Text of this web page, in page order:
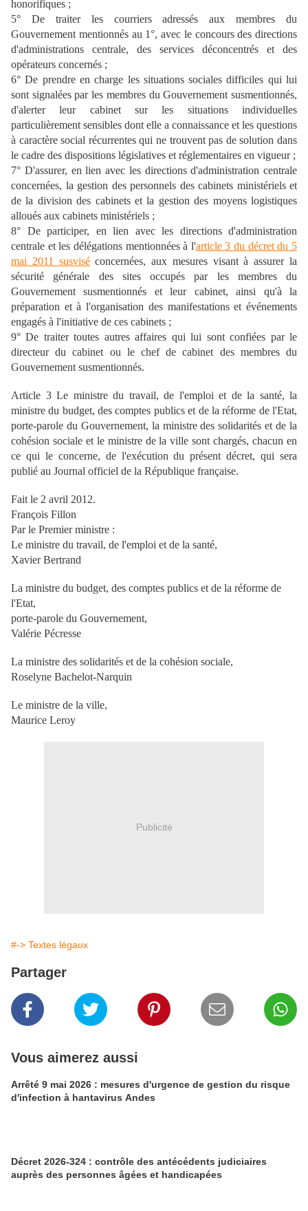
honorifiques ;
5° De traiter les courriers adressés aux membres du
Gouvernement mentionnés au 1°, avec le concours des directions
d'administrations centrale, des services déconcentrés et des
opérateurs concernés ;
6° De prendre en charge les situations sociales difficiles qui lui
sont signalées par les membres du Gouvernement susmentionnés,
d'alerter leur cabinet sur les situations individuelles
particulièrement sensibles dont elle a connaissance et les questions
à caractère social récurrentes qui ne trouvent pas de solution dans
le cadre des dispositions législatives et réglementaires en vigueur ;
7° D'assurer, en lien avec les directions d'administration centrale
concernées, la gestion des personnels des cabinets ministériels et
de la division des cabinets et la gestion des moyens logistiques
alloués aux cabinets ministériels ;
8° De participer, en lien avec les directions d'administration
centrale et les délégations mentionnées à l'article 3 du décret du 5
mai 2011 susviséconcernées, aux mesures visant à assurer la
sécurité générale des sites occupés par les membres du
Gouvernement susmentionnés et leur cabinet, ainsi qu'à la
préparation et à l'organisation des manifestations et événements
engagés à l'initiative de ces cabinets ;
9° De traiter toutes autres affaires qui lui sont confiées par le
directeur du cabinet ou le chef de cabinet des membres du
Gouvernement susmentionnés.
Article 3 Le ministre du travail, de l'emploi et de la santé, la
ministre du budget, des comptes publics et de la réforme de l'Etat,
porte-parole du Gouvernement, la ministre des solidarités et de la
cohésion sociale et le ministre de la ville sont chargés, chacun en
ce qui le concerne, de l'exécution du présent décret, qui sera
publié au Journal officiel de la République française.
Fait le 2 avril 2012.
François Fillon
Par le Premier ministre :
Le ministre du travail, de l'emploi et de la santé,
Xavier Bertrand
La ministre du budget, des comptes publics et de la réforme de
l'Etat,
porte-parole du Gouvernement,
Valérie Pécresse
La ministre des solidarités et de la cohésion sociale,
Roselyne Bachelot-Narquin
Le ministre de la ville,
Maurice Leroy
Publicité
#-> Textes légaux
Partager
Vous aimerez aussi
Arrêté 9 mai 2026 : mesures d'urgence de gestion du risque
d'infection à hantavirus Andes
Décret 2026-324 : contrôle des antécédents judiciaires
auprès des personnes âgées et handicapées